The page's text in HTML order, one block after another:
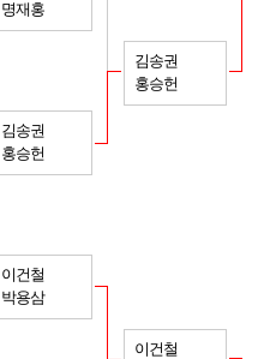
명재홍
김송권
홍승헌
이건철
박용삼
김송권
홍승헌
이건철